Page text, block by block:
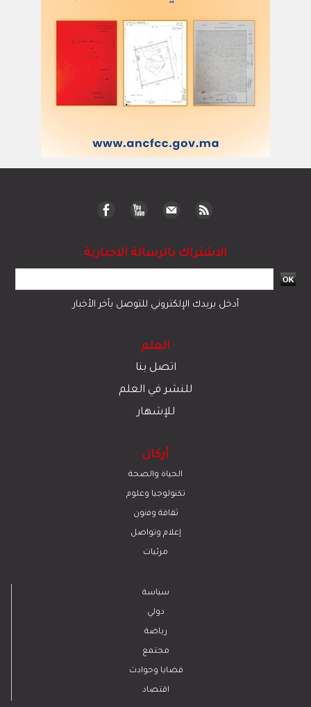
الاشتراك بالرسالة الاخبارية
أدخل بريدك الإلكتروني للتوصل بآخر الأخبار
العلم
اتصل بنا
للنشر في العلم
للإشهار
أركان
الحياة والصحة
تكنولوجيا وعلوم
ﺛﻘﺎﻓﺔ وﻓﻧون
إعلام وتواصل
مرئيات
سياسة
دولي
رياضة
مجتمع
قضايا وحوادث
اقتصاد